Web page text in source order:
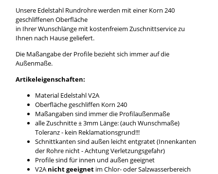
Unsere Edelstahl Rundrohre werden mit einer Korn 240
geschliffenen Oberfläche
in Ihrer Wunschlänge mit kostenfreiem Zuschnittservice zu
Ihnen nach Hause geliefert.
Die Maßangabe der Profile bezieht sich immer auf die
Außenmaße.
Artikeleigenschaften:
Material Edelstahl V2A
Oberfläche geschliffen Korn 240
Maßangaben sind immer die Profilaußenmaße
alle Zuschnitte ± 3mm Länge: (auch Wunschmaße)
Toleranz - kein Reklamationsgrund!!!
Schnittkanten sind außen leicht entgratet (Innenkanten
der Rohre nicht - Achtung Verletzungsgefahr)
Profile sind für innen und außen geeignet
V2A nicht geeignet im Chlor- oder Salzwasserbereich